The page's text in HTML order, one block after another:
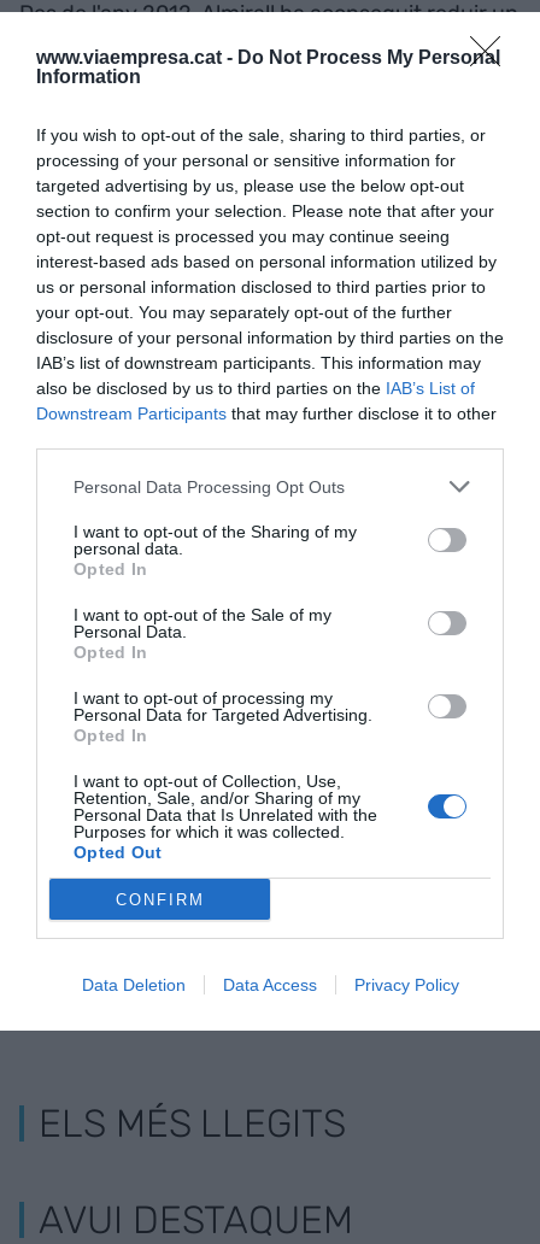
www.viaempresa.cat - Do Not Process My Personal
Information
If you wish to opt-out of the sale, sharing to third parties, or
processing of your personal or sensitive information for
targeted advertising by us, please use the below opt-out
section to confirm your selection. Please note that after your
opt-out request is processed you may continue seeing
interest-based ads based on personal information utilized by
us or personal information disclosed to third parties prior to
your opt-out. You may separately opt-out of the further
disclosure of your personal information by third parties on the
IAB’s list of downstream participants. This information may
also be disclosed by us to third parties on the IAB’s List of
Downstream Participants that may further disclose it to other
Personal Data Processing Opt Outs
I want to opt-out of the Sharing of my
personal data.
Opted In
I want to opt-out of the Sale of my
Personal Data.
Opted In
I want to opt-out of processing my
Personal Data for Targeted Advertising.
Opted In
I want to opt-out of Collection, Use,
Retention, Sale, and/or Sharing of my
Personal Data that Is Unrelated with the
Purposes for which it was collected.
Opted Out
CONFIRM
Data Deletion Data Access Privacy Policy
Des de l'any 2012, Almirall ha aconseguit reduir un
19% el total del seu consum d'electricitat i gas
gràcies a l'impuls de 134 projectes d'eficiència
AfegirVIA Empresacom a font preferida de
Google de forma gratuïta
Estigues informat amb les últimes notícies d'actualitat
ACTIVAR ARA
RELACIONADES
MEUR pel negoci als
Estats Units
el CEO d'Almirall
nou conseller
conseller
ELS MÉS LLEGITS
AVUI DESTAQUEM